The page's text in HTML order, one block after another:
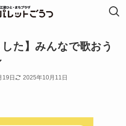
した】みんなで歌おう
19日 2025年10月11日